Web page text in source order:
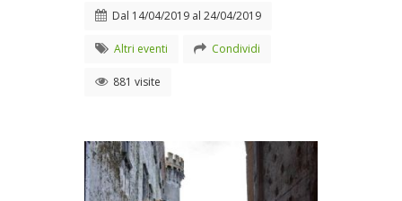
Dal 14/04/2019 al 24/04/2019
Altri eventi Condividi
881 visite